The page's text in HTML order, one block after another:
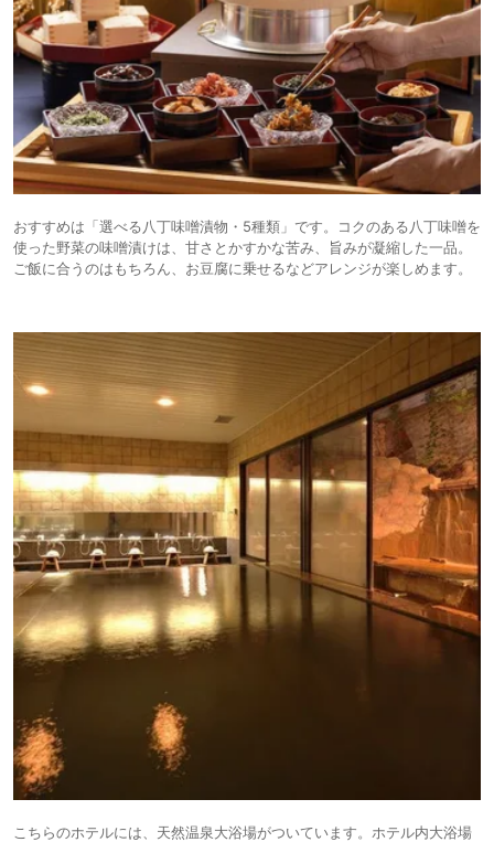
おすすめは「選べる八丁味噌漬物・5種類」です。コクのある八丁味噌を
使った野菜の味噌漬けは、甘さとかすかな苦み、旨みが凝縮した一品。
ご飯に合うのはもちろん、お豆腐に乗せるなどアレンジが楽しめます。
こちらのホテルには、天然温泉大浴場がついています。ホテル内大浴場